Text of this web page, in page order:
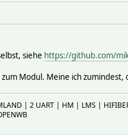
siehe https://github.com/
Modul. Meine ich
| 2 UART | HM | LMS |